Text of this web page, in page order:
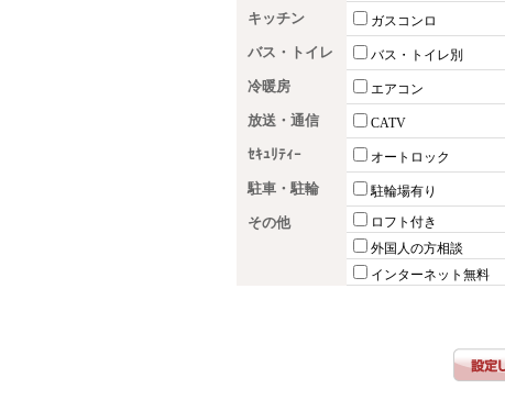
キッチン ガスコンロ
バス・トイレ バス・トイレ別
冷暖房 エアコン
放送・通信 CATV
ｾｷｭﾘﾃｨｰ オートロック
駐車・駐輪 駐輪場有り
その他 ロフト付き
外国人の方相談
インターネット無料